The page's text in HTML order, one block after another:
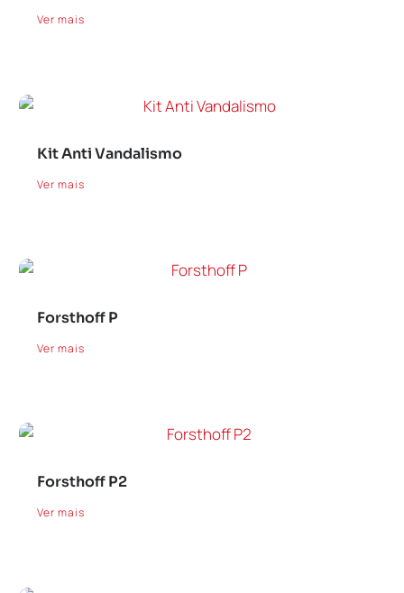
Ver mais
Kit Anti Vandalismo
Ver mais
Forsthoff P
Ver mais
Forsthoff P2
Ver mais